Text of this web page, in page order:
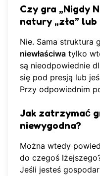
Czy gra „Nigdy
natury „zła” lub
Nie. Sama struktura
niewłaściwa tylko
są nieodpowiednie
się pod presją lub
Przy odpowiednim
Jak zatrzymać
niewygodna?
Można wtedy
do czegoś
Jeśli jesteś